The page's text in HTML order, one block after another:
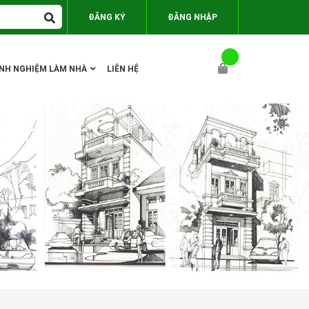
ĐĂNG KÝ ĐĂNG NHẬP
NGHIỆM LÀM NHÀ LIÊN HỆ